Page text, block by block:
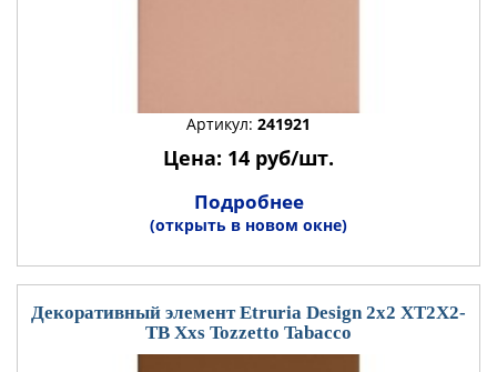
Артикул: 241921
Цена: 14 руб/шт.
Подробнее
(открыть в новом окне)
Декоративный элемент Etruria Design 2x2 XT2X2-
TB Xxs Tozzetto Tabacco